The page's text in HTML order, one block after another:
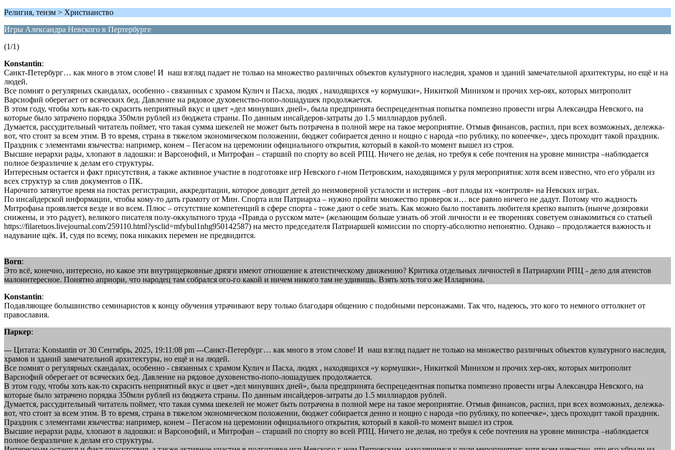
Религия, теизм > Христианство
Игры Александра Невского в Пертербурге
(1/1)
Konstantin:
Санкт-Петербург… как много в этом слове! И наш взгляд падает не только на множество различных объектов культурного наследия, храмов и зданий замечательной архитектуры, но ещё и на
людей.
Все помнят о регулярных скандалах, особенно - связанных с храмом Кулич и Пасха, людях , находящихся «у кормушки», Никиткой Минихом и прочих хер-оях, которых митрополит
Варснофий оберегает от всяческих бед. Давление на рядовое духовенство-попо-лошадушек продолжается.
В этом году, чтобы хоть как-то скрасить неприятный вкус и цвет «дел минувших дней», была предпринята беспрецедентная попытка помпезно провести игры Александра Невского, на
которые было затрачено порядка 350млн рублей из бюджета страны. По данным инсайдеров-затраты до 1.5 миллиардов рублей.
Думается, рассудительный читатель поймет, что такая сумма шекелей не может быть потрачена в полной мере на такое мероприятие. Отмыв финансов, распил, при всех возможных, дележка-
вот, что стоит за всем этим. В то время, страна в тяжелом экономическом положении, бюджет собирается денно и нощно с народа «по рублику, по копеечке», здесь проходит такой праздник.
Праздник с элементами язычества: например, конем – Пегасом на церемонии официального открытия, который в какой-то момент вышел из строя.
Высшие иерархи рады, хлопают в ладошки: и Варсонофий, и Митрофан – старший по спорту во всей РПЦ. Ничего не делая, но требуя к себе почтения на уровне министра –наблюдается
полное безразличие к делам его структуры.
Интересным остается и факт присутствия, а также активное участие в подготовке игр Невского г-ном Петровским, находящимся у руля мероприятия: хотя всем известно, что его убрали из
всех структур за слив документов о ПК.
Нарочито затянутое время на постах регистрации, аккредитации, которое доводит детей до неимоверной усталости и истерик –вот плоды их «контроля» на Невских играх.
По инсайдерской информации, чтобы кому-то дать грамоту от Мин. Спорта или Патриарха – нужно пройти множество проверок и… все равно ничего не дадут. Потому что жадность
Митрофана проявляется везде и во всем. Плюс – отсутствие компетенций в сфере спорта - тоже дают о себе знать. Как можно было поставить любителя крепко выпить (нынче дозировки
снижены, и это радует), великого писателя полу-оккультного труда «Правда о русском мате» (желающим больше узнать об этой личности и ее творениях советуем ознакомиться со статьей
https://filaretuos.livejournal.com/259110.html?ysclid=mfybul1nhg950142587) на место председателя Патриаршей комиссии по спорту-абсолютно непонятно. Однако – продолжается важность и
надувание щёк. И, судя по всему, пока никаких перемен не предвидится.
Born:
Это всё, конечно, интересно, но какое эти внутрицерковные дрязги имеют отношение к атеистическому движению? Критика отдельных личностей в Патриархии РПЦ - дело для атеистов
малоинтересное. Понятно априори, что народец там собрался ого-го какой и ничем никого там не удивишь. Взять хоть того же Иллариона.
Konstantin:
Подавляющее большинство семинаристов к концу обучения утрачивают веру только благодаря общению с подобными персонажами. Так что, надеюсь, это кого то немного оттолкнет от
православия.
Паркер:
--- Цитата: Konstantin от 30 Сентябрь, 2025, 19:11:08 pm ---Санкт-Петербург… как много в этом слове! И наш взгляд падает не только на множество различных объектов культурного наследия,
храмов и зданий замечательной архитектуры, но ещё и на людей.
Все помнят о регулярных скандалах, особенно - связанных с храмом Кулич и Пасха, людях , находящихся «у кормушки», Никиткой Минихом и прочих хер-оях, которых митрополит
Варснофий оберегает от всяческих бед. Давление на рядовое духовенство-попо-лошадушек продолжается.
В этом году, чтобы хоть как-то скрасить неприятный вкус и цвет «дел минувших дней», была предпринята беспрецедентная попытка помпезно провести игры Александра Невского, на
которые было затрачено порядка 350млн рублей из бюджета страны. По данным инсайдеров-затраты до 1.5 миллиардов рублей.
Думается, рассудительный читатель поймет, что такая сумма шекелей не может быть потрачена в полной мере на такое мероприятие. Отмыв финансов, распил, при всех возможных, дележка-
вот, что стоит за всем этим. В то время, страна в тяжелом экономическом положении, бюджет собирается денно и нощно с народа «по рублику, по копеечке», здесь проходит такой праздник.
Праздник с элементами язычества: например, конем – Пегасом на церемонии официального открытия, который в какой-то момент вышел из строя.
Высшие иерархи рады, хлопают в ладошки: и Варсонофий, и Митрофан – старший по спорту во всей РПЦ. Ничего не делая, но требуя к себе почтения на уровне министра –наблюдается
полное безразличие к делам его структуры.